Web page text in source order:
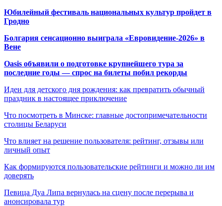
Юбилейный фестиваль национальных культур пройдет в
Гродно
Болгария сенсационно выиграла «Евровидение-2026» в
Вене
Oasis объявили о подготовке крупнейшего тура за
последние годы — спрос на билеты побил рекорды
Идеи для детского дня рождения: как превратить обычный
праздник в настоящее приключение
Что посмотреть в Минске: главные достопримечательности
столицы Беларуси
Что влияет на решение пользователя: рейтинг, отзывы или
личный опыт
Как формируются пользовательские рейтинги и можно ли им
доверять
Певица Дуа Липа вернулась на сцену после перерыва и
анонсировала тур